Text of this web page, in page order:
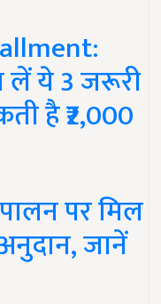
लें ये 3 जरूरी
है ₹2,000
पर मिल
जानें